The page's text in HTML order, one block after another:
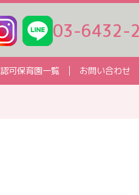
03-6432-
認可保育園一覧 お問い合わせ